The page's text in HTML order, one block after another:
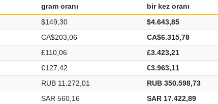
gram oranı
bir kez oranı
$149,30
$4.643,85
CA$203,06
CA$6.315,78
£110,06
£3.423,21
€127,42
€3.963,11
RUB 11.272,01
RUB 350.598,73
SAR 560,16
SAR 17.422,89